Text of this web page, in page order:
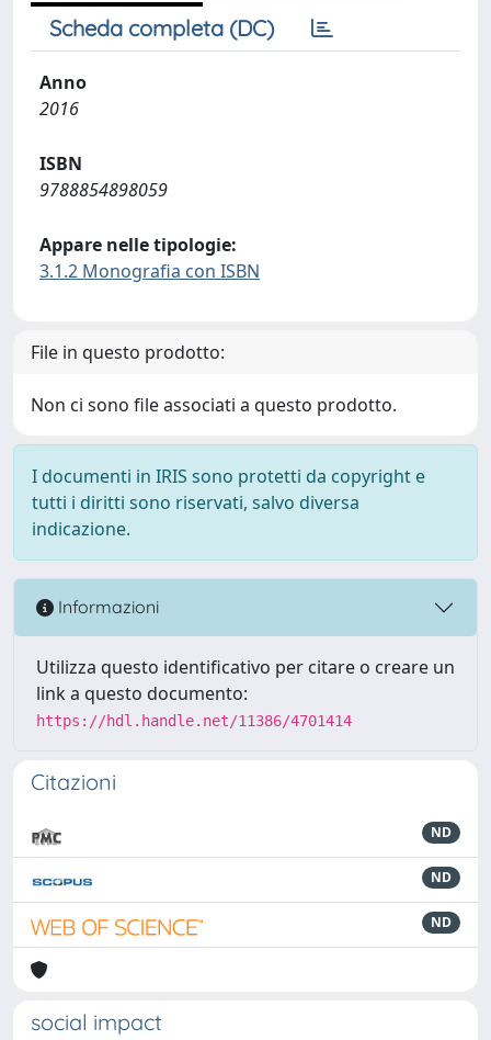
Scheda completa (DC)
Anno
2016
ISBN
9788854898059
Appare nelle tipologie:
3.1.2 Monografia con ISBN
File in questo prodotto:
Non ci sono file associati a questo prodotto.
I documenti in IRIS sono protetti da copyright e
tutti i diritti sono riservati, salvo diversa
indicazione.
Informazioni
Utilizza questo identificativo per citare o creare un
link a questo documento:
https://hdl.handle.net/11386/4701414
Citazioni
ND
ND
ND
social impact